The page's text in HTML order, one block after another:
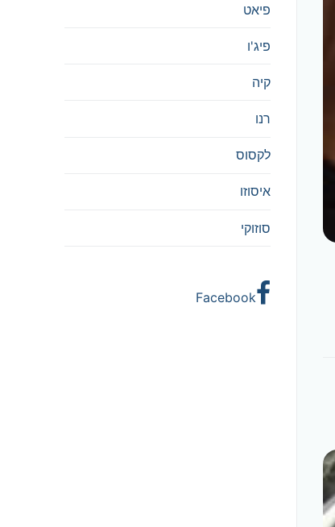
פיאט
פיג'ו
קיה
רנו
לקסוס
איסוזו
סוזוקי
Facebook